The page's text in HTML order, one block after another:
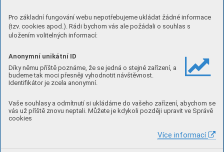
Pro základní fungování webu nepotřebujeme ukládat žádné informace
(tzv. cookies apod.). Rádi bychom vás ale požádali o souhlas s
uložením volitelných informací:
Anonymní unikátní ID
Díky němu příště poznáme, že se jedná o stejné zařízení, a
budeme tak moci přesněji vyhodnotit návštěvnost.
Identifikátor je zcela anonymní.
Vaše souhlasy a odmítnutí si ukládáme do vašeho zařízení, abychom se
vás už příště znovu neptali. Můžete je kdykoli později upravit ve Správě
cookies
Více informací
obci a o plánovaných akcích.
Stáhnout PDF